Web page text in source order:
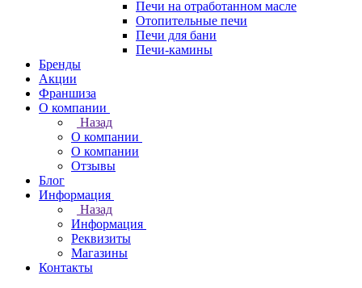
Печи на отработанном масле
Отопительные печи
Печи для бани
Печи-камины
Бренды
Акции
Франшиза
О компании
Назад
О компании
О компании
Отзывы
Блог
Информация
Назад
Информация
Реквизиты
Магазины
Контакты